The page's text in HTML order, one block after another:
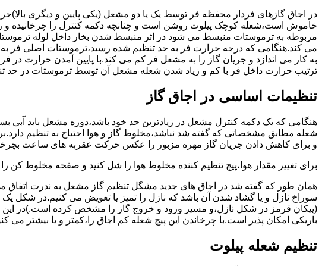
در اجاق گازهای فردار محفظه فر توسط یک یا دو مشعل (یکی پایین و دیگری
خاموش است،شعله کوچک پیلوت روشن است و چنانچه دکمه کنترل را چرخانیده و
مربوطه به ترموستات منبسط می شود در اثر منبسط شدن بخار داخل لوله
می کند.هنگامی که درجه حرارت فر به حد تنظیم شده رسید،ترموستات اصلی فر
به کار می اندازد و جریان گاز را به مشعل فر کم می کند.با پایین آمدن حرارت
ترتیب حرارت داخل فر با کم و زیاد شدن شعله مشعل آن توسط ترموستات در حد
تنظیمات اساسی در اجاق گاز
شعله مطابق مشخصاتی که گفته شد نباشد،مخلوط گاز و هوا احتیاج به تنظیم
و برای کاهش دادن جریان گاز مهره مزبور را عکس حرکت عقربه های ساعت
برای تغییر مقدار هوا،پیچ تنظیم کننده مخلوط هوا را شل کنید و صفحه مخلوط کن
همان طور که گفته شد در اجاق های جدید مشگل تنظیم گاز مشعل به ندرت
سوراخ نازل و یا گشاد شدن آن باشد که نازل را تمیز یا تعویض می کنیم.در شکل
(پیکان قرمز در شکل نازل،و مسیر ورود و خروج گاز را مشخص کرده است.)در
باریکی امکان پذیر است.با چرخاندن این پیچ شعله کم اجاق را،کمتر و یا بیشتر
تنظیم شعله پیلوت